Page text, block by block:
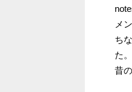
メ
ち
た。
昔